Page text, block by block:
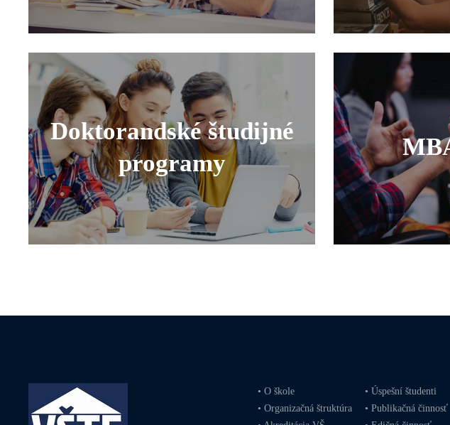
Doktorandské študijné
programy
• O škole
• Organizačná štruktúra
• Úspešní študenti
• Publikačná činnosť